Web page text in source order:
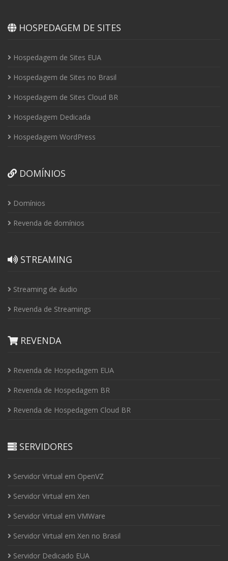
HOSPEDAGEM DE SITES
Hospedagem de Sites EUA
Hospedagem de Sites no Brasil
Hospedagem de Sites Cloud BR
Hospedagem Dedicada
Hospedagem WordPress
DOMÍNIOS
Domínios
Revenda de domínios
STREAMING
Streaming de áudio
Revenda de Streamings
REVENDA
Revenda de Hospedagem EUA
Revenda de Hospedagem BR
Revenda de Hospedagem Cloud BR
SERVIDORES
Servidor Virtual em OpenVZ
Servidor Virtual em Xen
Servidor Virtual em VMWare
Servidor Virtual em Xen no Brasil
Servidor Dedicado EUA